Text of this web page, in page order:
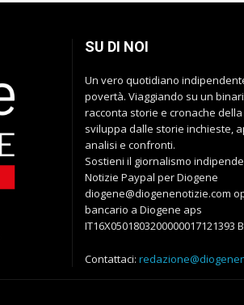
SU DI NOI
Un vero quotidiano
povertà. Viaggiando su un
racconta storie e cronache
sviluppa dalle storie inchieste,
analisi e confronti.
Sostieni il giornalismo
Notizie Paypal per Diogene
diogene@diogenenotizie.com
bancario a Diogene aps
IT16X0501803200000017121393
Contattaci: